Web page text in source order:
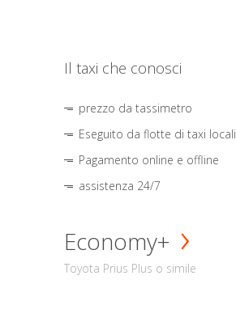
Il taxi che conosci
prezzo da tassimetro
Eseguito da flotte di taxi locali
Pagamento online e offline
assistenza 24/7
Economy+
Toyota Prius Plus o simile